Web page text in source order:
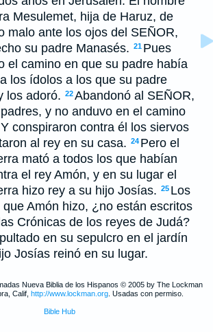
Mesulemet, hija de Haruz, de
malo ante los ojos del SEÑOR,
su padre Manasés. 21 Pues
el camino en que su padre había
los ídolos a los que su padre
los adoró. 22Abandonó al SEÑOR,
y no anduvo en el camino
Y conspiraron contra él los siervos
al rey en su casa. 24 Pero el
mató a todos los que habían
el rey Amón, y en su lugar el
hizo rey a su hijo Josías. 25 Los
Amón hizo, ¿no están escritos
Crónicas de los reyes de Judá?
en su sepulcro en el jardín
Josías reinó en su lugar.
Nueva Biblia de los Hispanos © 2005 by The Lockman
Calif, http://www.lockman.org. Usadas con permiso.
Bible Hub